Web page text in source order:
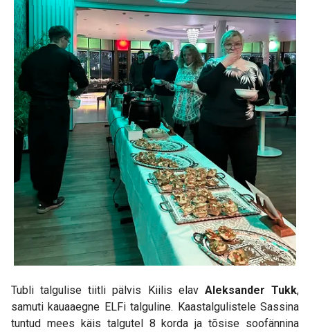
Tubli talgulise tiitli pälvis Kiilis elav Aleksander Tukk,
samuti kauaaegne ELFi talguline. Kaastalgulistele Sassina
tuntud mees käis talgutel 8 korda ja tõsise soofännina